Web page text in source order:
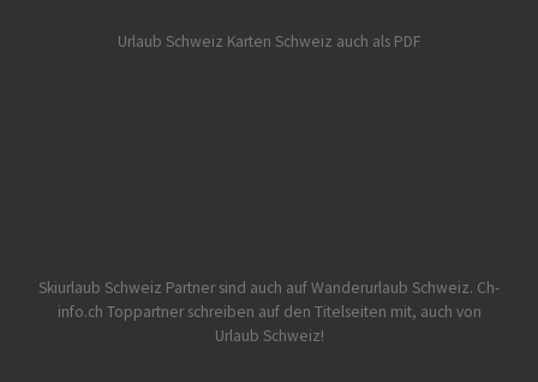
Urlaub Schweiz Karten Schweiz auch als PDF
Skiurlaub Schweiz Partner sind auch auf Wanderurlaub Schweiz. Ch-
info.ch Toppartner schreiben auf den Titelseiten mit, auch von
Urlaub Schweiz!